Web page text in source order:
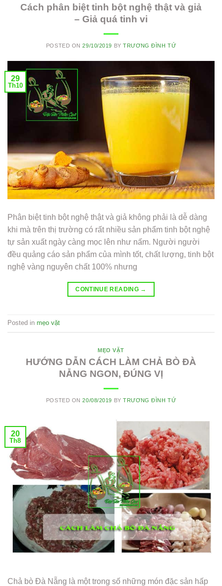
Cách phân biệt tinh bột nghệ thật và giả
– Giả quá tinh vi
POSTED ON29/10/2019 BYTRƯƠNG ĐÌNH TỨ
29
Th10
Phân biệt tinh bột nghệ thật và giả không phải là dễ dàng
khi mà trên thị trường có rất nhiều sản phẩm tinh bột nghệ
tự sản xuất ngày càng mọc lên như nấm. Người người
đều quảng cáo sản phẩm của mình tốt, chất lượng, tinh bột
nghệ vàng nguyên chất 100% nhưng
CONTINUE READING →
Posted in mẹo vặt
MẸO VẶT
HƯỚNG DẪN CÁCH LÀM CHẢ BÒ ĐÀ
NẴNG NGON, ĐÚNG VỊ
POSTED ON20/08/2019 BYTRƯƠNG ĐÌNH TỨ
20
Th8
Chả bò Đà Nẵng là một trong số những món đặc sản hấp